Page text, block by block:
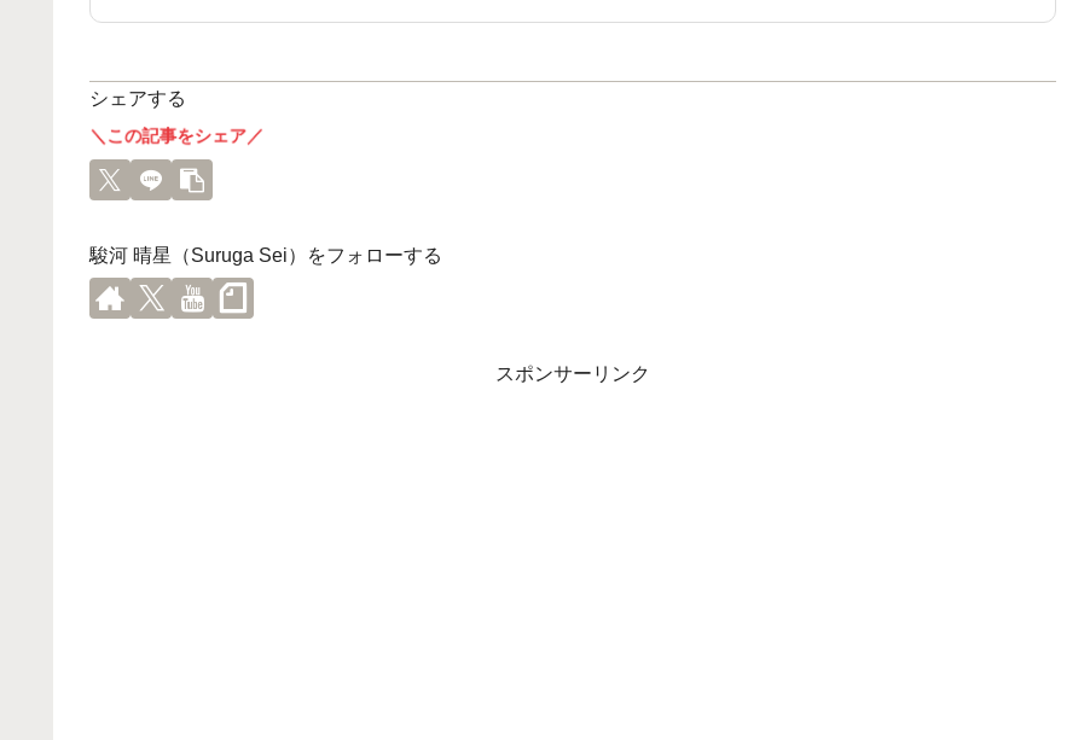
シェアする
＼この記事をシェア／
駿河 晴星（Suruga Sei）をフォローする
スポンサーリンク